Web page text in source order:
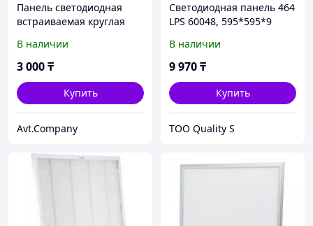
Панель светодиодная
встраиваемая круглая
1440Лм 300мм белая IP40
IN HOME
В наличии
3 000₸
Купить
Avt.Company
Светодиодная панель 464
LPS 60048, 595*595*9
аналог SLIM LED
В наличии
9 970₸
Купить
ТОО Quality S